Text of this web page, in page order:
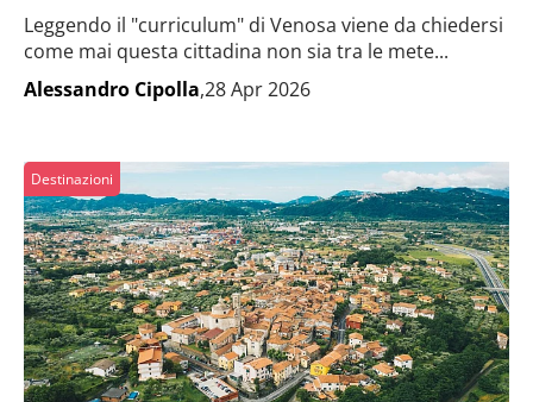
Leggendo il "curriculum" di Venosa viene da chiedersi
come mai questa cittadina non sia tra le mete...
Alessandro Cipolla,28 Apr 2026
Destinazioni